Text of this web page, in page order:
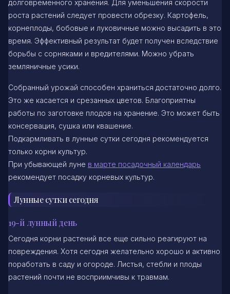
долговременного хранения. Для уменьшения скорости
роста растений следует провести обрезку. Картофель,
корнеплоды, бобовые и луковичные можно высадить в это
время. Эффективный результат будет получен вследствие
борьбы с сорняками и вредителями. Можно убрать
земляничные усики.
Собранный урожай способен храниться достаточно долго.
Это же касается и срезанных цветов. Благоприятны
работы по заготовке плодов на хранение. Это может быть
консервация, сушка или квашение.
Подкармливать в лунные сутки сегодня рекомендуется
только корни культур.
При убывающей луне в марте посадочный календарь
рекомендует посадку корневых культур.
Лунные сутки сегодня
19-й лунный день
Сегодня корни растений все еще сильно реагируют на
повреждения. Хотя сегодня желательно хорошо и активно
поработать в саду и огороде. Листья, стебли и плоды
растений почти не восприимчивы к травмам.